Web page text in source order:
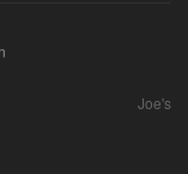
Joe's